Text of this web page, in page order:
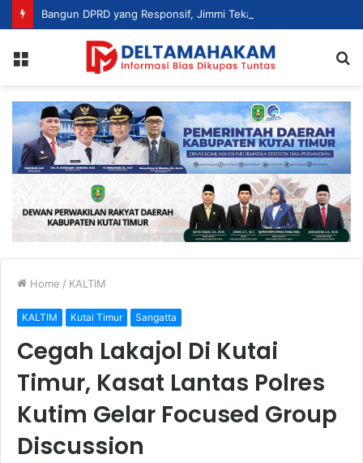
Home / KALTIM
KALTIM Kutai Timur Sangatta
Cegah Lakajol Di Kutai
Timur, Kasat Lantas Polres
Kutim Gelar Focused Group
Discussion